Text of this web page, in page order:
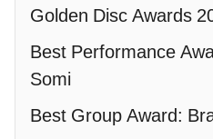
Golden Disc Awards
Best Performance
Somi
Best Group Award: